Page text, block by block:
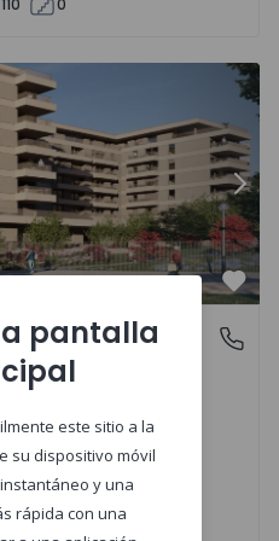
110 0
Porto
pantalla
este sitio a la
su dispositivo móvil
y una
rápida con una